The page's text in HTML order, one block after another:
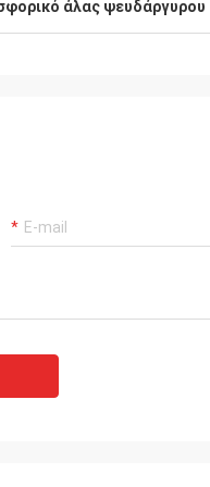
άλας ψευδάργυρου